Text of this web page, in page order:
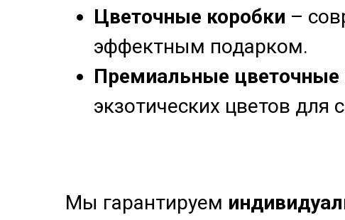
Цветочные коробки –
эффектным подарком.
Премиальные цветочные
экзотических цветов
Мы гарантируем